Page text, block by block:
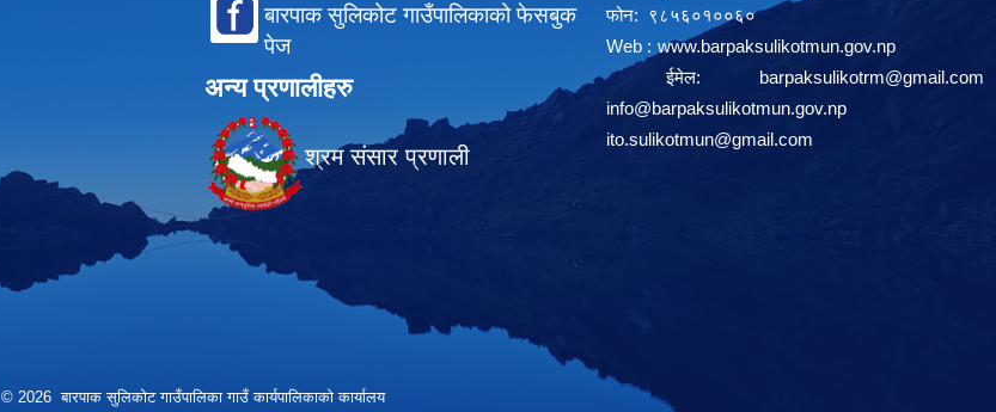
बारपाक सुलिकोट गाउँपालिकाको फेसबुक
पेज
अन्य प्रणालीहरु
श्रम संसार प्रणाली
फोन: ९८५६०१००६०
Web : www.barpaksulikotmun.gov.np
ईमेल: barpaksulikotrm@gmail.com
info@barpaksulikotmun.gov.np
ito.sulikotmun@gmail.com
© 2026 बारपाक सुलिकोट गाउँपालिका गाउँ कार्यपालिकाको कार्यालय